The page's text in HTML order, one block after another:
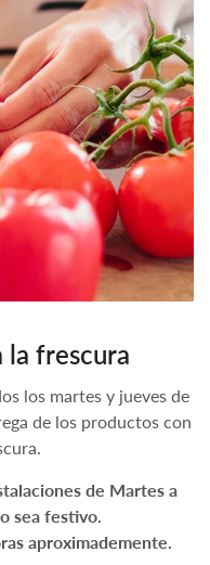
la frescura
los martes y jueves de
de los productos con
de Martes a
sea festivo.
aproximademente.